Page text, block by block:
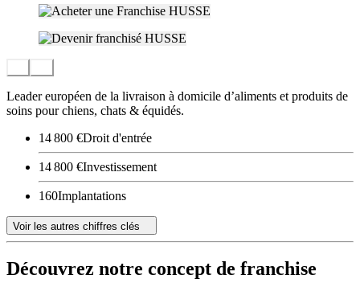
Leader européen de la livraison à domicile d’aliments et produits de
soins pour chiens, chats & équidés.
14 800 €Droit d'entrée
14 800 €Investissement
160Implantations
Voir les autres chiffres clés
Découvrez notre concept de franchise